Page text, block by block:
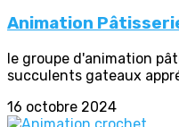
Animation
le groupe d'animation
succulents gateaux
16 octobre 2024